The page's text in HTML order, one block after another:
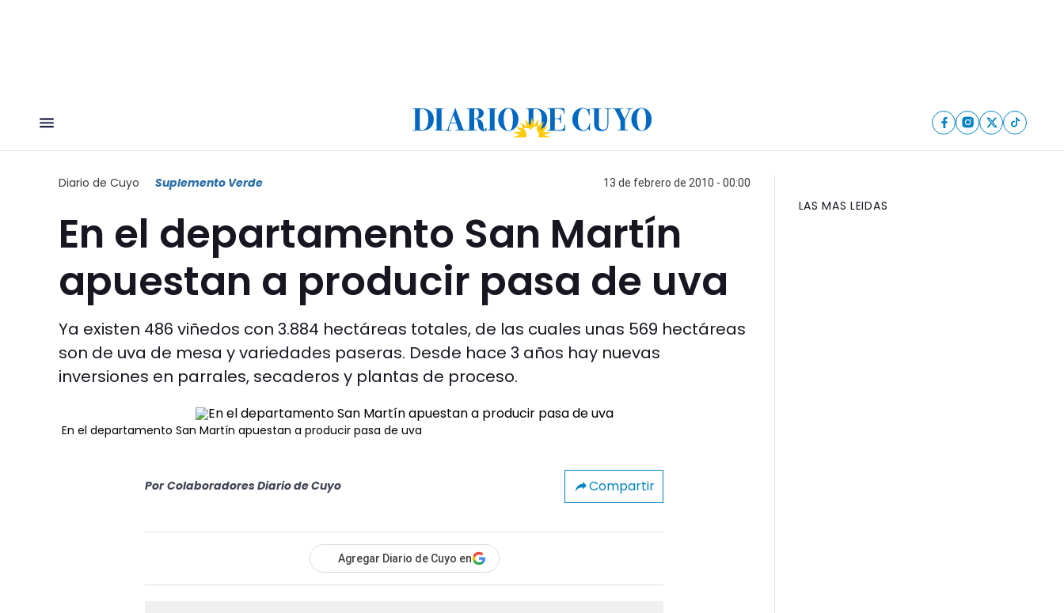
Diario de Cuyo Suplemento Verde 13 de febrero de 2010 - 00:00
En el departamento San Martín
apuestan a producir pasa de uva
Ya existen 486 viñedos con 3.884 hectáreas totales, de las cuales unas 569 hectáreas
son de uva de mesa y variedades paseras. Desde hace 3 años hay nuevas
inversiones en parrales, secaderos y plantas de proceso.
En el departamento San Martín apuestan a producir pasa de uva
Por Colaboradores Diario de Cuyo Compartir
Agregar Diario de Cuyo en
LAS MAS LEIDAS